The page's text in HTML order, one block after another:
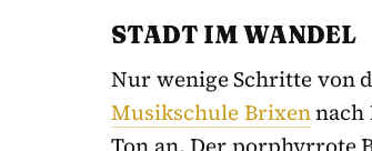
STADT IM WANDEL
Nur wenige Schritte von
Musikschule Brixennach